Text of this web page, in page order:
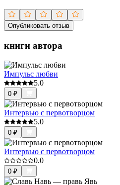
Опубликовать отзыв
книги автора
Импульс любви
5.0
0 ₽
Интервью с первотворцом
5.0
0 ₽
Интервью с первотворцом
0.0
0 ₽